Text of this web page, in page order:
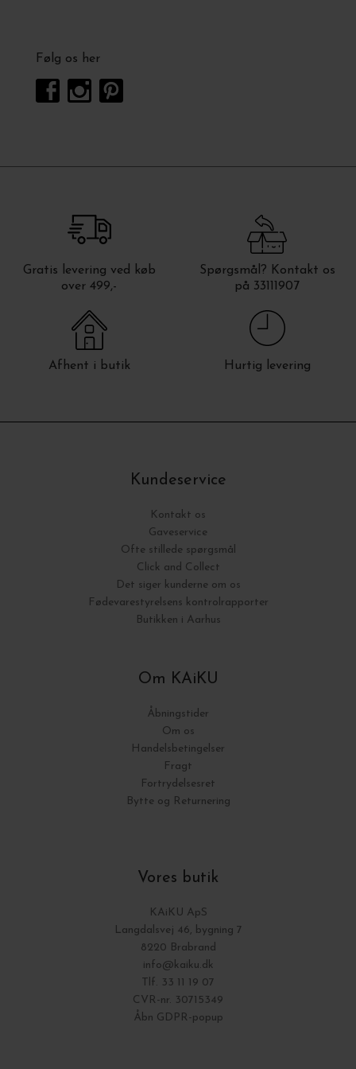
Følg os her
Gratis levering ved køb
over 499,-
Spørgsmål? Kontakt os
på 33111907
Afhent i butik Hurtig levering
Kundeservice
Kontakt os
Gaveservice
Ofte stillede spørgsmål
Click and Collect
Det siger kunderne om os
Fødevarestyrelsens kontrolrapporter
Butikken i Aarhus
Om KAiKU
Åbningstider
Om os
Handelsbetingelser
Fragt
Fortrydelsesret
Bytte og Returnering
Vores butik
KAiKU ApS
Langdalsvej 46, bygning 7
8220 Brabrand
info@kaiku.dk
Tlf. 33 11 19 07
CVR-nr. 30715349
Åbn GDPR-popup